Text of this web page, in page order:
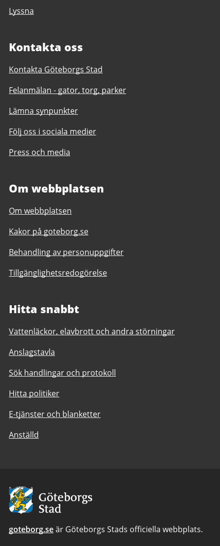
Lyssna
Kontakta oss
Kontakta Göteborgs Stad
Felanmälan - gator, torg, parker
Lämna synpunkter
Följ oss i sociala medier
Press och media
Om webbplatsen
Om webbplatsen
Kakor på goteborg.se
Behandling av personuppgifter
Tillgänglighetsredogörelse
Hitta snabbt
Vattenläckor, elavbrott och andra störningar
Anslagstavla
Sök handlingar och protokoll
Hitta politiker
E-tjänster och blanketter
Anställd
Avsändare:
Göteborgs
Stad
goteborg.seär Göteborgs Stads officiella webbplats.